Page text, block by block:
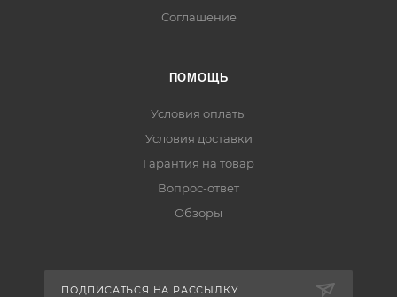
Соглашение
ПОМОЩЬ
Условия оплаты
Условия доставки
Гарантия на товар
Вопрос-ответ
Обзоры
ПОДПИСАТЬСЯ НА РАССЫЛКУ